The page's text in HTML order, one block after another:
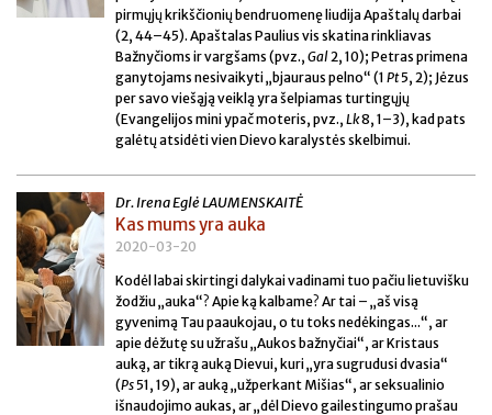
pirmųjų krikščionių bendruomenę liudija Apaštalų darbai
(2, 44–45). Apaštalas Paulius vis skatina rinkliavas
Bažnyčioms ir vargšams (pvz., Gal2, 10); Petras primena
ganytojams nesivaikyti „bjauraus pelno“ (1 Pt5, 2); Jėzus
per savo viešąją veiklą yra šelpiamas turtingųjų
(Evangelijos mini ypač moteris, pvz., Lk8, 1–3), kad pats
galėtų atsidėti vien Dievo karalystės skelbimui.
Dr. Irena Eglė LAUMENSKAITĖ
Kas mums yra auka
2020-03-20
Kodėl labai skirtingi dalykai vadinami tuo pačiu lietuvišku
žodžiu „auka“? Apie ką kalbame? Ar tai – „aš visą
gyvenimą Tau paaukojau, o tu toks nedėkingas...“, ar
apie dėžutę su užrašu „Aukos bažnyčiai“, ar Kristaus
auką, ar tikrą auką Dievui, kuri „yra sugrudusi dvasia“
(Ps51, 19), ar auką „užperkant Mišias“, ar seksualinio
išnaudojimo aukas, ar „dėl Dievo gailestingumo prašau